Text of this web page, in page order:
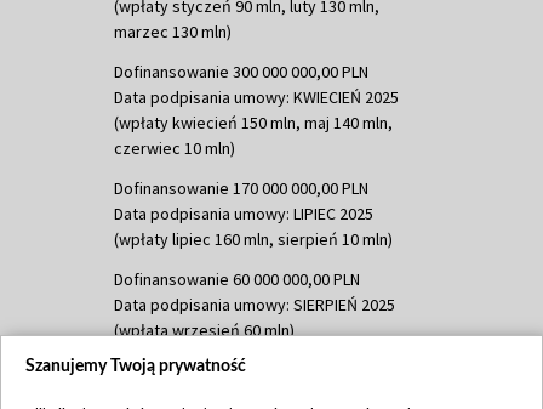
(wpłaty styczeń 90 mln, luty 130 mln,
marzec 130 mln)
Dofinansowanie 300 000 000,00 PLN
Data podpisania umowy: KWIECIEŃ 2025
(wpłaty kwiecień 150 mln, maj 140 mln,
czerwiec 10 mln)
Dofinansowanie 170 000 000,00 PLN
Data podpisania umowy: LIPIEC 2025
(wpłaty lipiec 160 mln, sierpień 10 mln)
Dofinansowanie 60 000 000,00 PLN
Data podpisania umowy: SIERPIEŃ 2025
(wpłata wrzesień 60 mln)
Dofinansowanie 635 783 051,21 PLN
Szanujemy Twoją prywatność